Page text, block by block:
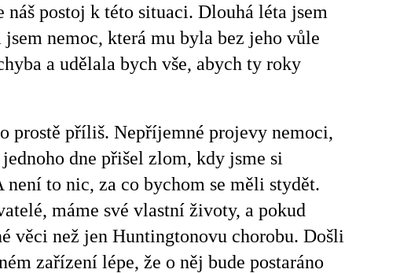
postoj k této situaci. Dlouhá léta jsem
nemoc, která mu byla bez jeho vůle
a udělala bych vše, abych ty roky
prostě příliš. Nepříjemné projevy nemoci,
dne přišel zlom, kdy jsme si
to nic, za co bychom se měli stydět.
máme své vlastní životy, a pokud
věci než jen Huntingtonovu chorobu. Došli
zařízení lépe, že o něj bude postaráno